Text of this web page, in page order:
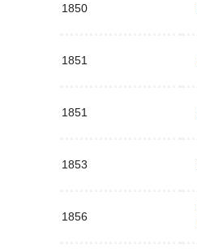
1850
1851
1851
1853
1856